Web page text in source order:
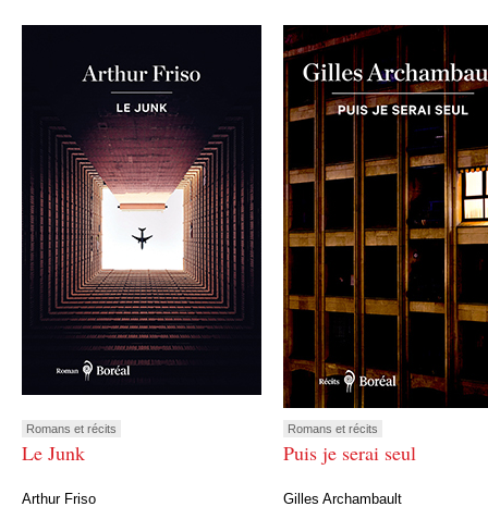
Romans et récits
Le Junk
Arthur Friso
Romans et récits
Puis je serai seul
Gilles Archambault